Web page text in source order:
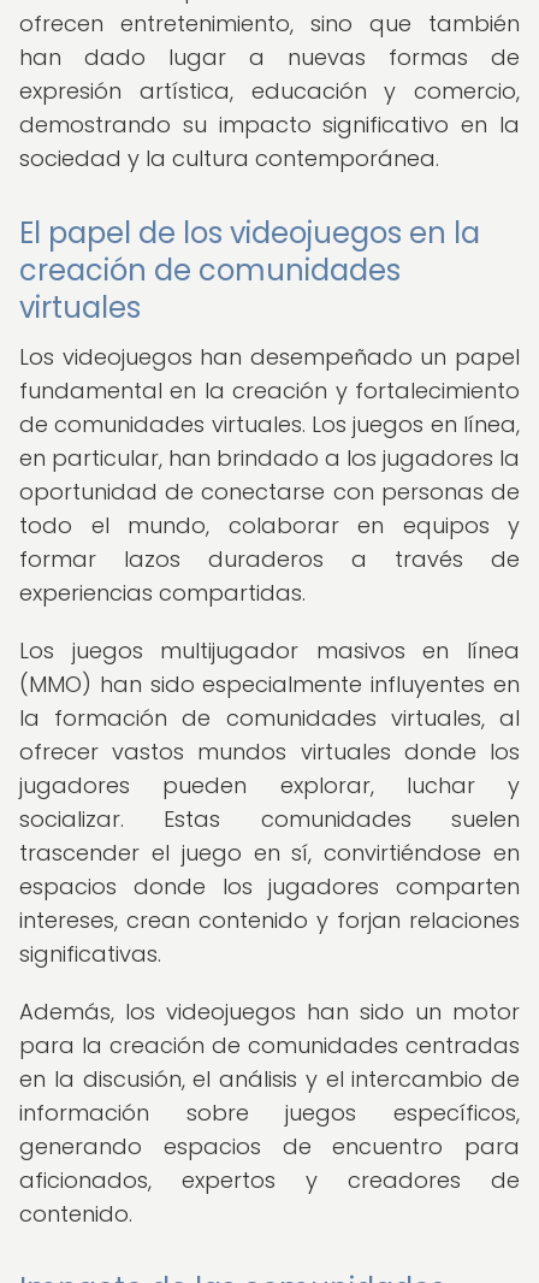
ofrecen entretenimiento, sino que también
han dado lugar a nuevas formas de
expresión artística, educación y comercio,
demostrando su impacto significativo en la
sociedad y la cultura contemporánea.
El papel de los videojuegos en la
creación de comunidades
virtuales
Los videojuegos han desempeñado un papel
fundamental en la creación y fortalecimiento
de comunidades virtuales. Los juegos en línea,
en particular, han brindado a los jugadores la
oportunidad de conectarse con personas de
todo el mundo, colaborar en equipos y
formar lazos duraderos a través de
experiencias compartidas.
Los juegos multijugador masivos en línea
(MMO) han sido especialmente influyentes en
la formación de comunidades virtuales, al
ofrecer vastos mundos virtuales donde los
jugadores pueden explorar, luchar y
socializar. Estas comunidades suelen
trascender el juego en sí, convirtiéndose en
espacios donde los jugadores comparten
intereses, crean contenido y forjan relaciones
significativas.
Además, los videojuegos han sido un motor
para la creación de comunidades centradas
en la discusión, el análisis y el intercambio de
información sobre juegos específicos,
generando espacios de encuentro para
aficionados, expertos y creadores de
contenido.